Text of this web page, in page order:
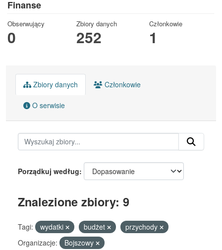
Finanse
Obserwujący
0
Zbiory danych
252
Członkowie
1
Zbiory danych Członkowie
O serwisie
Porządkuj według
Znalezione zbiory: 9
Tagi: wydatki budżet
przychody
Organizacje:
Bojszowy